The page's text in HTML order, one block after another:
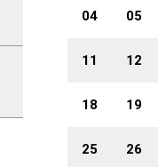
04 05
11 12
18 19
25 26